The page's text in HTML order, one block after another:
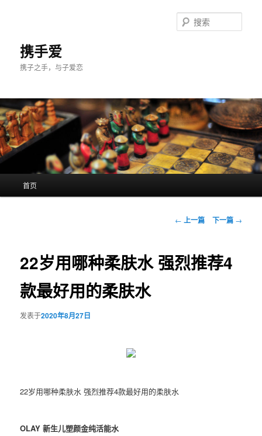
携手爱
携子之手，与子爱恋
索
首页
文
航
← 上一篇 下一篇 →
22岁用哪种柔肤水 强烈推荐4
款最好用的柔肤水
发表于2020年8月27日
22岁用哪种柔肤水 强烈推荐4款最好用的柔肤水
OLAY 新生儿塑颜金纯活能水